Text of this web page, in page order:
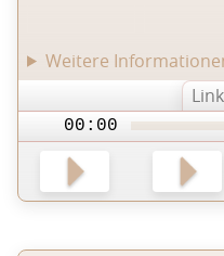
Weitere
00:00